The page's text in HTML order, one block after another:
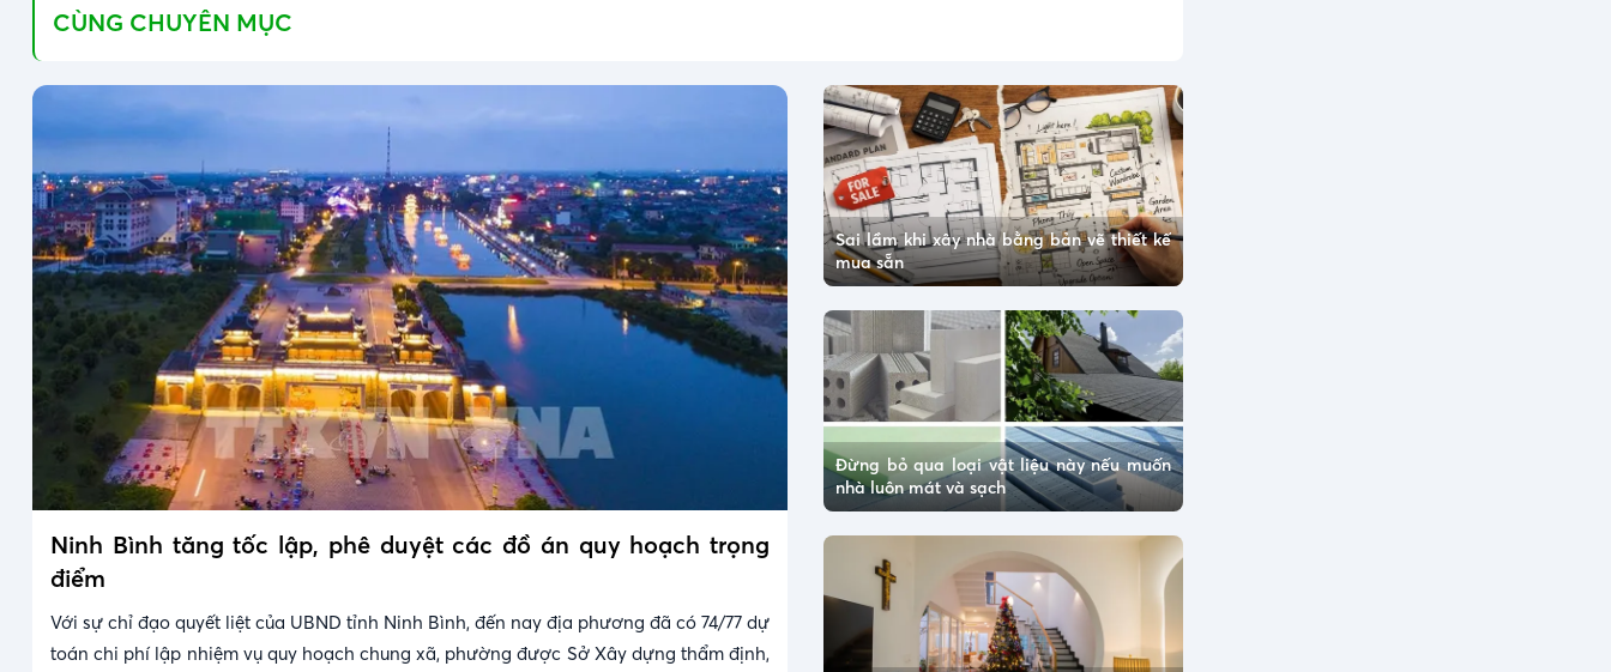
CÙNG CHUYÊN MỤC
Ninh Bình tăng tốc lập, phê duyệt các đồ án quy hoạch trọng
điểm
Với sự chỉ đạo quyết liệt của UBND tỉnh Ninh Bình, đến nay địa phương đã có 74/77 dự
toán chi phí lập nhiệm vụ quy hoạch chung xã, phường được Sở Xây dựng thẩm định,
Sai lầm khi xây nhà bằng bản vẽ thiết kế
mua sẵn
Đừng bỏ qua loại vật liệu này nếu muốn
nhà luôn mát và sạch